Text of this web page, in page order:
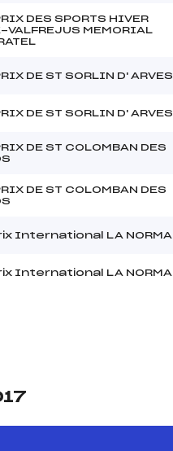
DES SPORTS HIVER
VALFREJUS MEMORIAL
DE ST SORLIN D' ARVES
DE ST SORLIN D' ARVES
DE ST COLOMBAN DES
DE ST COLOMBAN DES
International LA NORMA
International LA NORMA